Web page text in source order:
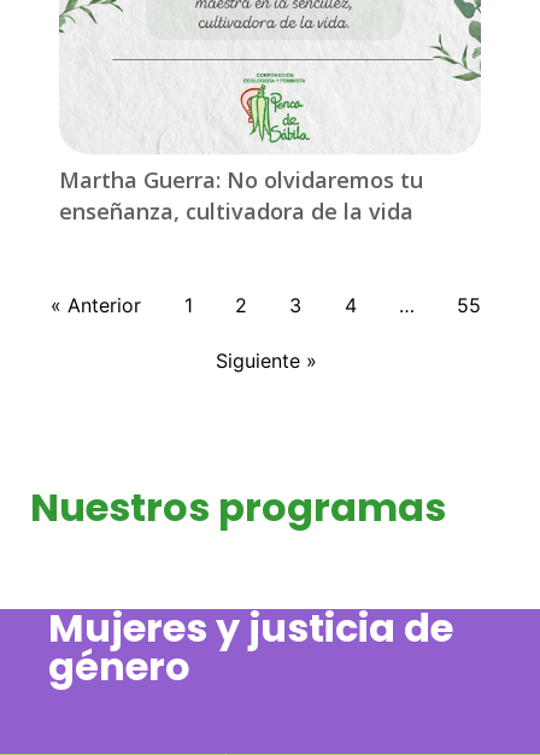
Martha Guerra: No olvidaremos tu
enseñanza, cultivadora de la vida
« Anterior 1 2 3 4 … 55
Siguiente »
Nuestros programas
Mujeres y justicia de
género